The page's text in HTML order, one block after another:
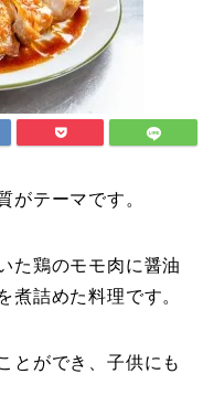
がテーマです。
た鶏のモモ肉に醤油
煮詰めた料理です。
とができ、子供にも